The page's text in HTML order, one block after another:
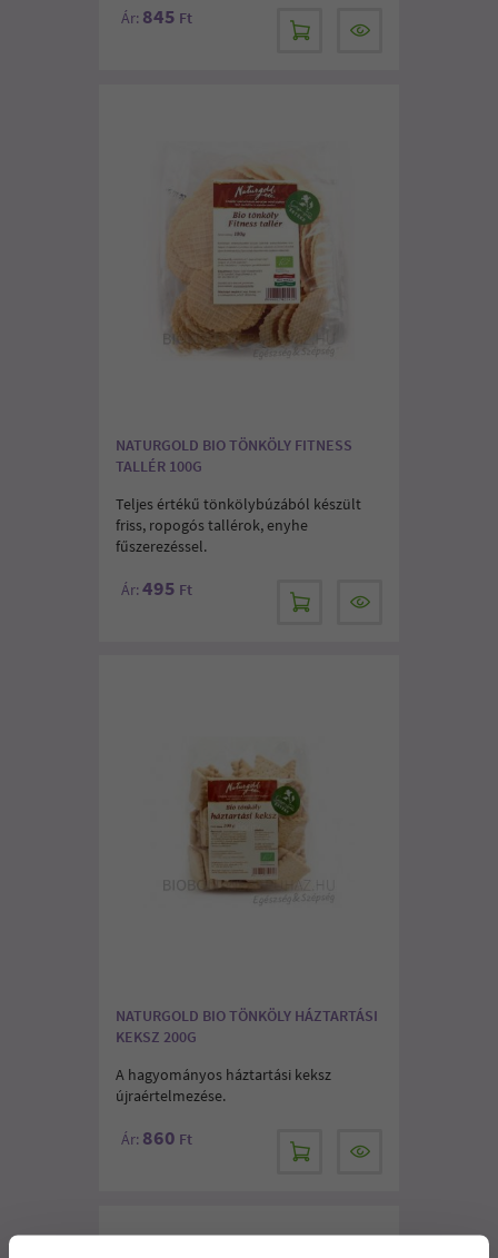
Ár: 845 Ft
NATURGOLD BIO TÖNKÖLY FITNESS
TALLÉR 100G
Teljes értékű tönkölybúzából készült
friss, ropogós tallérok, enyhe
fűszerezéssel.
Ár: 495 Ft
NATURGOLD BIO TÖNKÖLY HÁZTARTÁSI
KEKSZ 200G
A hagyományos háztartási keksz
újraértelmezése.
Ár: 860 Ft